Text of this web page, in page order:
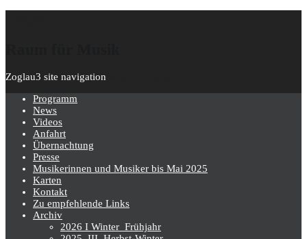
Zoglau3 site navigation
Programm
News
Videos
Anfahrt
Übernachtung
Presse
Musikerinnen und Musiker bis Mai 2025
Karten
Kontakt
Zu empfehlende Links
Archiv
2026 I Winter_Frühjahr